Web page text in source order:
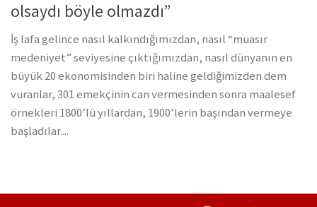
olsaydı böyle olmazdı”
İş lafa gelince nasıl kalkındığımızdan, nasıl “muasır
medeniyet” seviyesine çıktığımızdan, nasıl dünyanın en
büyük 20 ekonomisinden biri haline geldiğimizden dem
vuranlar, 301 emekçinin can vermesinden sonra maalesef
örnekleri 1800’lü yıllardan, 1900’lerin başından vermeye
başladılar....